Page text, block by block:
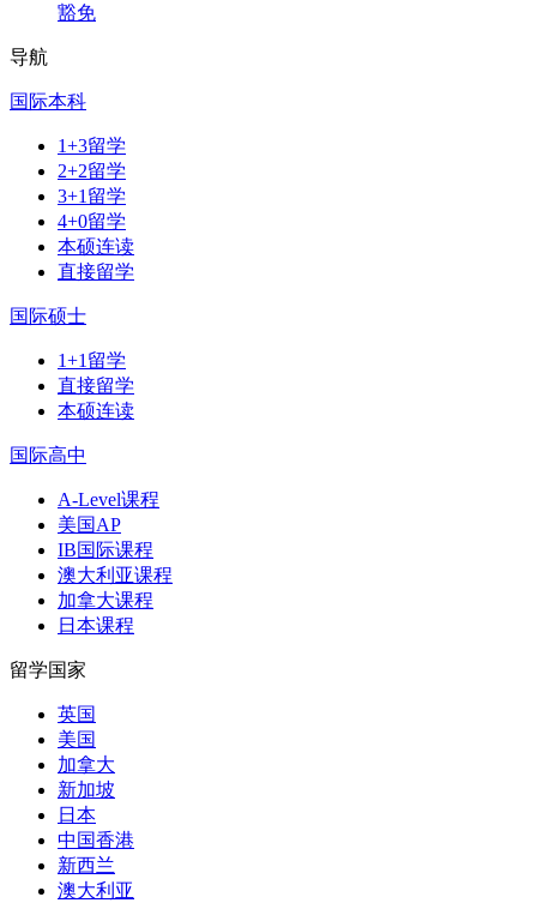
豁免
导航
国际本科
1+3留学
2+2留学
3+1留学
4+0留学
本硕连读
直接留学
国际硕士
1+1留学
直接留学
本硕连读
国际高中
A-Level课程
美国AP
IB国际课程
澳大利亚课程
加拿大课程
日本课程
留学国家
英国
美国
加拿大
新加坡
日本
中国香港
新西兰
澳大利亚